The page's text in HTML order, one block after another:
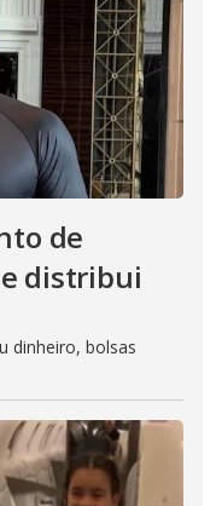
de
distribui
dinheiro, bolsas